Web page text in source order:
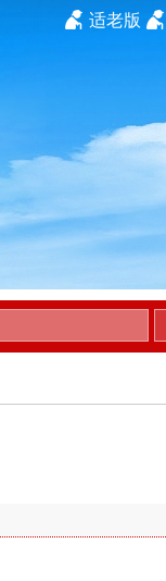
适老版